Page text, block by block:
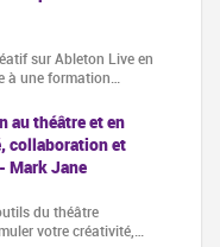
sur Ableton Live en
à une formation…
au théâtre et en
collaboration et
Mark Jane
du théâtre
votre créativité,…